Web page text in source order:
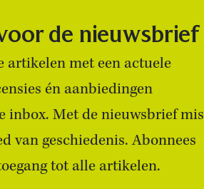
de nieuwsbrief
artikelen met een actuele
én aanbiedingen
inbox. Met de nieuwsbrief mis
van geschiedenis. Abonnees
tot alle artikelen.